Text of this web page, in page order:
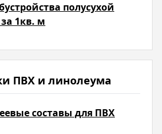
полусухой
1кв. м
ПВХ и линолеума
составы для ПВХ